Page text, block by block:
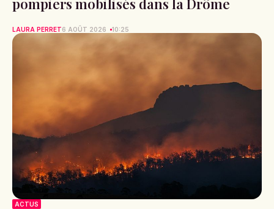
pompiers mobilisés dans la Drôme
LAURA PERRET6 AOÛT 2026 10:25
ACTUS